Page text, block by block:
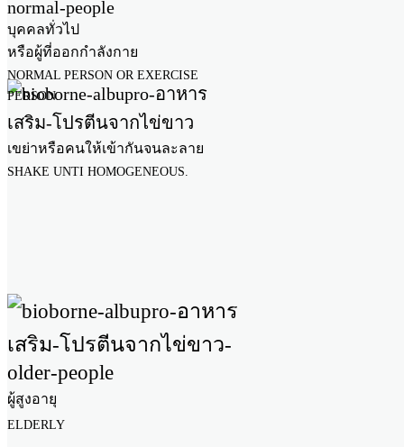
เขย่าหรือคนให้เข้ากันจนละลาย
SHAKE UNTI HOMOGENEOUS.
บุคคลทั่วไป
หรือผู้ที่ออกกำลังกาย
NORMAL PERSON OR EXERCISE
PERSON.
ผู้สูงอายุ
ELDERLY